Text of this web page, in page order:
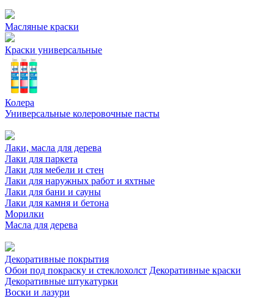
Масляные краски
Краски универсальные
Колера
Универсальные колеровочные пасты
Лаки, масла для дерева
Лаки для паркета
Лаки для мебели и стен
Лаки для наружных работ и яхтные
Лаки для бани и сауны
Лаки для камня и бетона
Морилки
Масла для дерева
Декоративные покрытия
Обои под покраску и стеклохолст Декоративные краски
Декоративные штукатурки
Воски и лазури